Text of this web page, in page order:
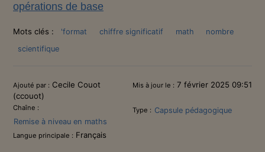
opérations de base
Mots clés : 'format chiffre significatif math
nombre
scientifique
Informations
Ajouté par : Cecile Couot
(ccouot)
Mis à jour le : 7 février 2025 09:51
Chaîne :
Remise à niveau en maths
Type : Capsule pédagogique
Langue principale : Français